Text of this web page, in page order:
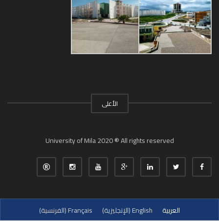
الأعلى
University of Mila 2020 ® All rights reserved
العربية English
(الإنجليزية)
Français
(الفرنسية)